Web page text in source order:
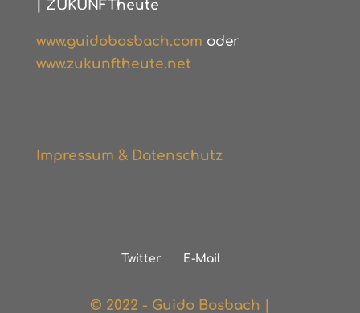
ZUKUNFTheute
www.guidobosbach.com oder
www.zukunftheute.net
Impressum & Datenschutz
Twitter E-Mail
© 2022 - Guido Bosbach |